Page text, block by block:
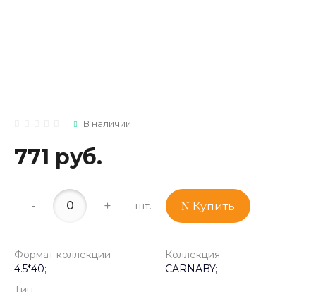
В наличии
771 руб.
- + шт. Купить
Формат коллекции
4.5*40;
Коллекция
CARNABY;